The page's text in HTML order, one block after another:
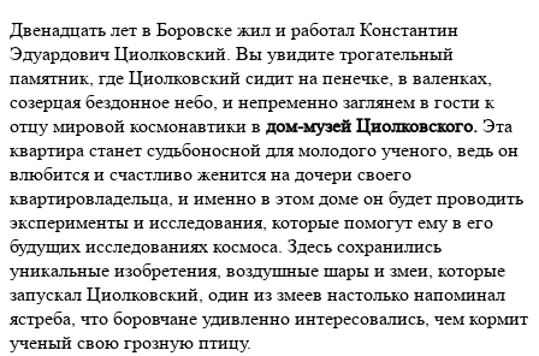
Двенадцать лет в Боровске жил и работал Константин
Эдуардович Циолковский. Вы увидите трогательный
памятник, где Циолковский сидит на пенечке, в валенках,
созерцая бездонное небо, и непременно заглянем в гости к
отцу мировой космонавтики в дом-музей Циолковского. Эта
квартира станет судьбоносной для молодого ученого, ведь он
влюбится и счастливо женится на дочери своего
квартировладельца, и именно в этом доме он будет проводить
эксперименты и исследования, которые помогут ему в его
будущих исследованиях космоса. Здесь сохранились
уникальные изобретения, воздушные шары и змеи, которые
запускал Циолковский, один из змеев настолько напоминал
ястреба, что боровчане удивленно интересовались, чем кормит
ученый свою грозную птицу.